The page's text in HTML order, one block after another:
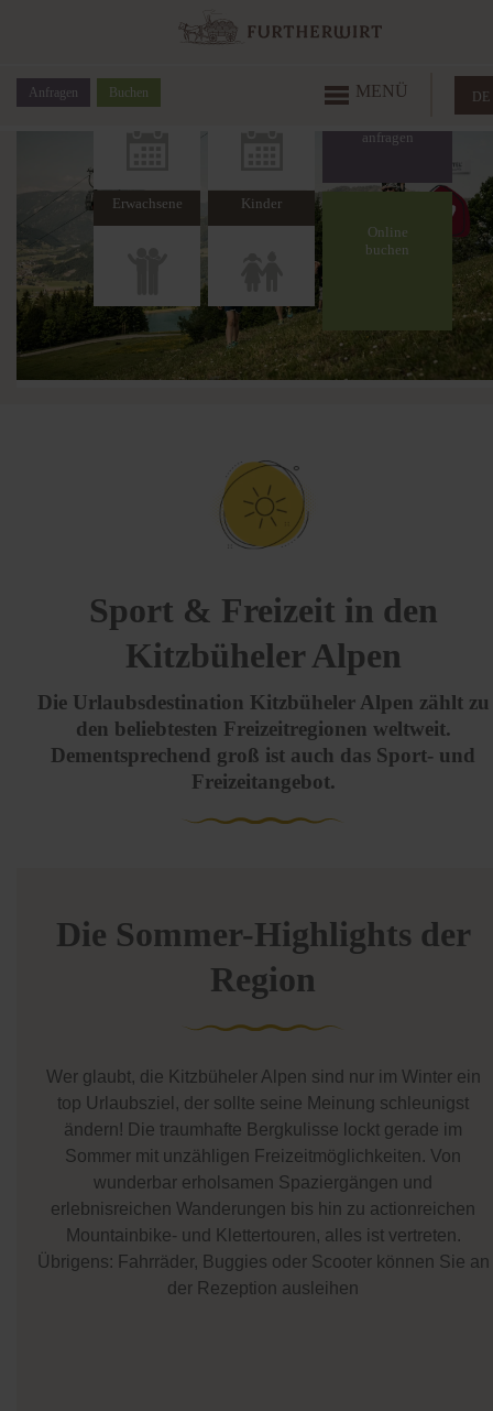
MENÜ
Anfragen Buchen DE
Anreise
Erwachsene
Kinder
Online
buchen
Sport & Freizeit in den
Kitzbüheler Alpen
Die Urlaubsdestination Kitzbüheler Alpen zählt zu
den beliebtesten Freizeitregionen weltweit.
Dementsprechend groß ist auch das Sport- und
Freizeitangebot.
Die Sommer-Highlights der
Region
Wer glaubt, die Kitzbüheler Alpen sind nur im Winter ein
top Urlaubsziel, der sollte seine Meinung schleunigst
ändern! Die traumhafte Bergkulisse lockt gerade im
Sommer mit unzähligen Freizeitmöglichkeiten. Von
wunderbar erholsamen Spaziergängen und
erlebnisreichen Wanderungen bis hin zu actionreichen
Mountainbike- und Klettertouren, alles ist vertreten.
Übrigens: Fahrräder, Buggies oder Scooter können Sie an
der Rezeption ausleihen